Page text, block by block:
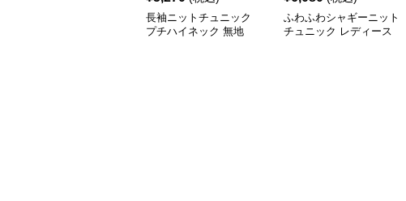
長袖ニットチュニック
プチハイネック 無地
ふわふわシャギーニット
チュニック レディース